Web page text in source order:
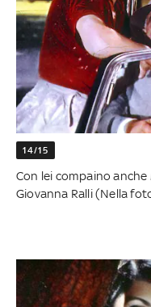
14/15
Con lei compaino anche
Giovanna Ralli (Nella